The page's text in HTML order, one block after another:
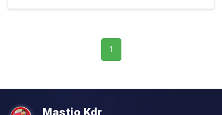
1
Mastio Kdr